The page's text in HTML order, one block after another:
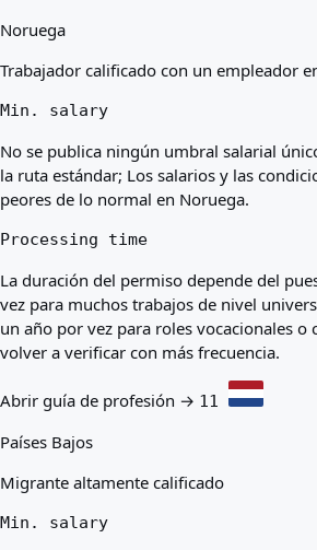
Noruega
Trabajador calificado con un empleador
Min. salary
No se publica ningún umbral salarial
la ruta estándar; Los salarios y las
peores de lo normal en Noruega.
Processing time
La duración del permiso depende del
vez para muchos trabajos de nivel
un año por vez para roles vocacionales o
volver a verificar con más frecuencia.
Abrir guía de profesión → 11
Países Bajos
Migrante altamente calificado
Min. salary